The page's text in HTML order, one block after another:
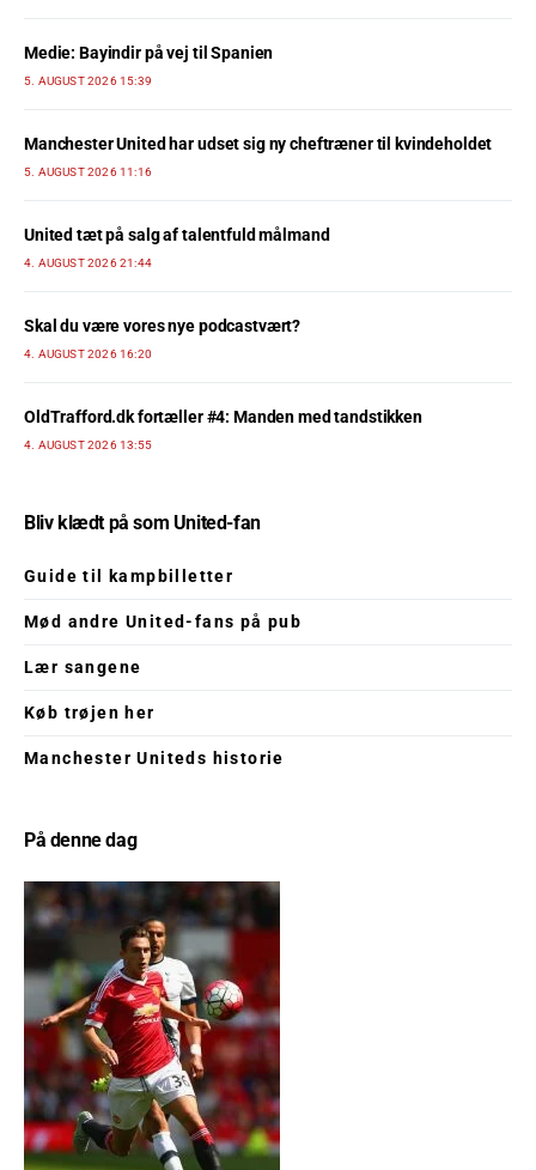
Medie: Bayindir på vej til Spanien
5. AUGUST 2026 15:39
Manchester United har udset sig ny cheftræner til kvindeholdet
5. AUGUST 2026 11:16
United tæt på salg af talentfuld målmand
4. AUGUST 2026 21:44
Skal du være vores nye podcastvært?
4. AUGUST 2026 16:20
OldTrafford.dk fortæller #4: Manden med tandstikken
4. AUGUST 2026 13:55
Bliv klædt på som United-fan
Guide til kampbilletter
Mød andre United-fans på pub
Lær sangene
Køb trøjen her
Manchester Uniteds historie
På denne dag